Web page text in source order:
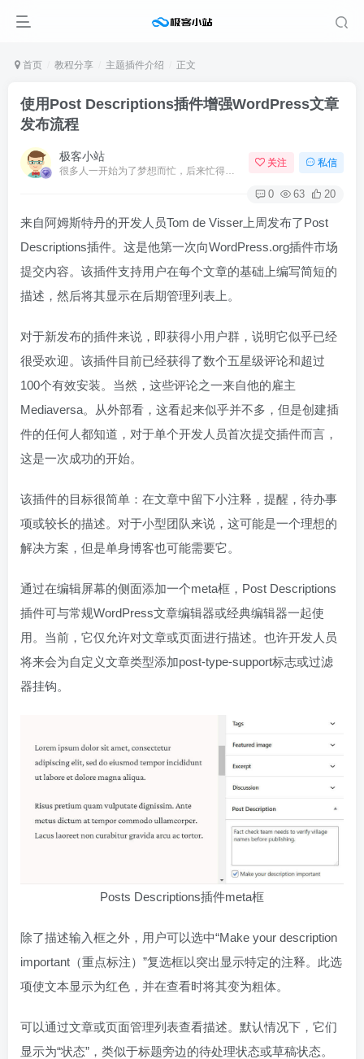
首页 教程分享 主题插件介绍 正文
使用Post Descriptions插件增强WordPress文章
发布流程
极客小站 关注 私信
0 63 20
来自阿姆斯特丹的开发人员Tom de Visser上周发布了Post
Descriptions插件。这是他第一次向WordPress.org插件市场
提交内容。该插件支持用户在每个文章的基础上编写简短的
描述，然后将其显示在后期管理列表上。
对于新发布的插件来说，即获得小用户群，说明它似乎已经
很受欢迎。该插件目前已经获得了数个五星级评论和超过
100个有效安装。当然，这些评论之一来自他的雇主
Mediaversa。从外部看，这看起来似乎并不多，但是创建插
件的任何人都知道，对于单个开发人员首次提交插件而言，
这是一次成功的开始。
该插件的目标很简单：在文章中留下小注释，提醒，待办事
项或较长的描述。对于小型团队来说，这可能是一个理想的
解决方案，但是单身博客也可能需要它。
通过在编辑屏幕的侧面添加一个meta框，Post Descriptions
插件可与常规WordPress文章编辑器或经典编辑器一起使
用。当前，它仅允许对文章或页面进行描述。也许开发人员
将来会为自定义文章类型添加post-type-support标志或过滤
器挂钩。
Posts Descriptions插件meta框
除了描述输入框之外，用户可以选中“Make your description
important（重点标注）”复选框以突出显示特定的注释。此选
项使文本显示为红色，并在查看时将其变为粗体。
可以通过文章或页面管理列表查看描述。默认情况下，它们
显示为“状态”，类似于标题旁边的待处理状态或草稿状态。